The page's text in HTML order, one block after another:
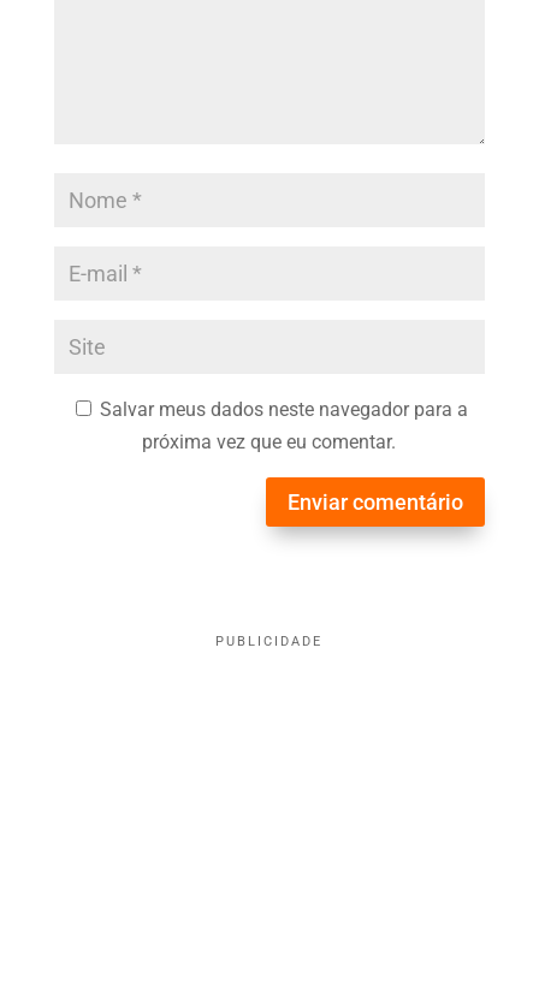
Salvar meus dados neste navegador para a
próxima vez que eu comentar.
Enviar comentário
PUBLICIDADE